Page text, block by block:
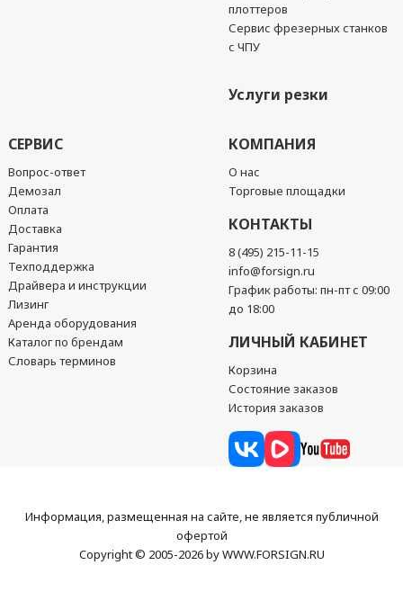
плоттеров
Сервис фрезерных станков
с ЧПУ
Услуги резки
СЕРВИС
Вопрос-ответ
Демозал
Оплата
Доставка
Гарантия
Техподдержка
Драйвера и инструкции
Лизинг
Аренда оборудования
Каталог по брендам
Словарь терминов
КОМПАНИЯ
О нас
Торговые площадки
КОНТАКТЫ
8 (495) 215-11-15
info@forsign.ru
График работы: пн-пт с 09:00
до 18:00
ЛИЧНЫЙ КАБИНЕТ
Корзина
Состояние заказов
История заказов
Информация, размещенная на сайте, не является публичной
офертой
Copyright © 2005-2026 by WWW.FORSIGN.RU